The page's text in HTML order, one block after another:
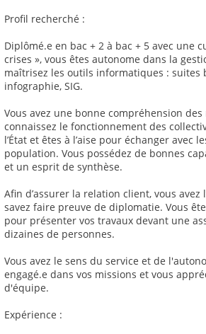
Profil recherché :
Diplômé.e en bac + 2 à bac + 5 avec une
crises », vous êtes autonome dans la
maîtrisez les outils informatiques : suites
infographie, SIG.
Vous avez une bonne compréhension
connaissez le fonctionnement des
l’État et êtes à l’aise pour échanger avec
population. Vous possédez de bonnes
et un esprit de synthèse.
Afin d’assurer la relation client, vous avez
savez faire preuve de diplomatie. Vous
pour présenter vos travaux devant une
dizaines de personnes.
Vous avez le sens du service et de
engagé.e dans vos missions et vous
d'équipe.
Expérience :